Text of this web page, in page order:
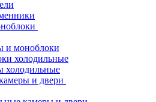
и моноблоки
холодильные
холодильные
и двери